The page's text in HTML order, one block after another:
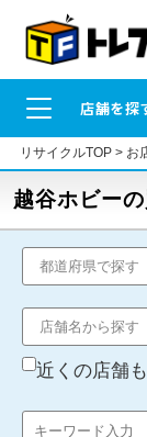
店舗を探
リサイクルTOP> お
越谷ホビー
近くの店舗